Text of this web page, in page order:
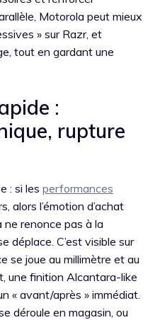
Motorola peut mieux
» sur Razr, et
tout en gardant une
:
rupture
: si les performances
alors l’émotion d’achat
ne renonce pas à la
déplace. C’est visible sur
se joue au millimètre et au
une finition Alcantara-like
« avant/après » immédiat.
déroule en magasin, ou